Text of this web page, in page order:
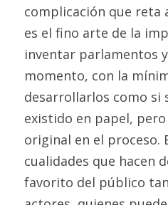
complicación que reta
es el fino arte de la
inventar parlamentos
momento, con la
desarrollarlos como si
existido en papel,
original en el proceso.
cualidades que hacen
favorito del público